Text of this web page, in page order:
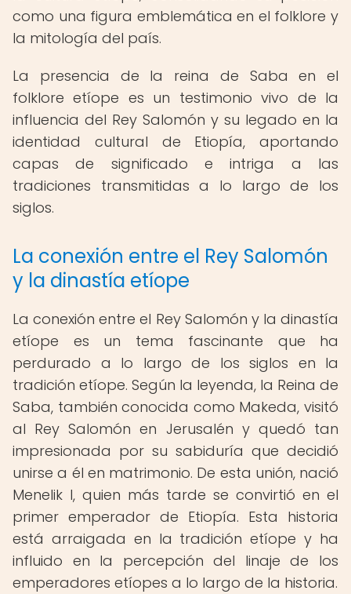
como una figura emblemática en el folklore y
la mitología del país.
La presencia de la reina de Saba en el
folklore etíope es un testimonio vivo de la
influencia del Rey Salomón y su legado en la
identidad cultural de Etiopía, aportando
capas de significado e intriga a las
tradiciones transmitidas a lo largo de los
siglos.
La conexión entre el Rey Salomón
y la dinastía etíope
La conexión entre el Rey Salomón y la dinastía
etíope es un tema fascinante que ha
perdurado a lo largo de los siglos en la
tradición etíope. Según la leyenda, la Reina de
Saba, también conocida como Makeda, visitó
al Rey Salomón en Jerusalén y quedó tan
impresionada por su sabiduría que decidió
unirse a él en matrimonio. De esta unión, nació
Menelik I, quien más tarde se convirtió en el
primer emperador de Etiopía. Esta historia
está arraigada en la tradición etíope y ha
influido en la percepción del linaje de los
emperadores etíopes a lo largo de la historia.